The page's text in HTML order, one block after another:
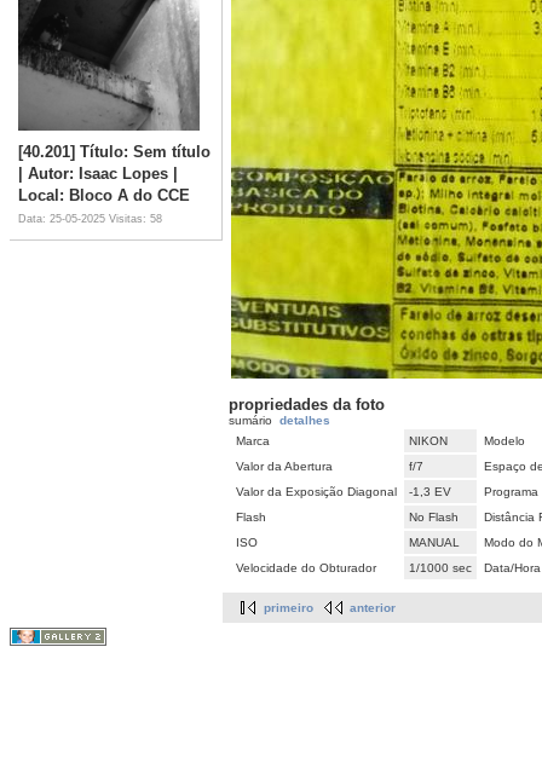
[40.201] Título: Sem título
| Autor: Isaac Lopes |
Local: Bloco A do CCE
Data: 25-05-2025 Visitas: 58
propriedades da foto
sumário detalhes
Marca
NIKON
Modelo
Valor da Abertura
f/7
Espaço
Valor da Exposição Diagonal
-1,3 EV
Flash
No Flash
Distância
ISO
MANUAL
Modo do
Velocidade do Obturador
1/1000 sec Data/Hora
primeiro anterior